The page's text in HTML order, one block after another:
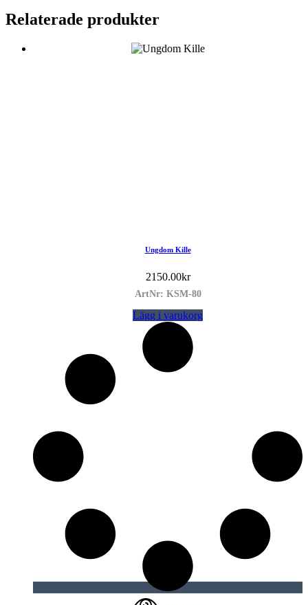
Relaterade produkter
Ungdom Kille
2150.00kr
ArtNr: KSM-80
Lägg i varukorg